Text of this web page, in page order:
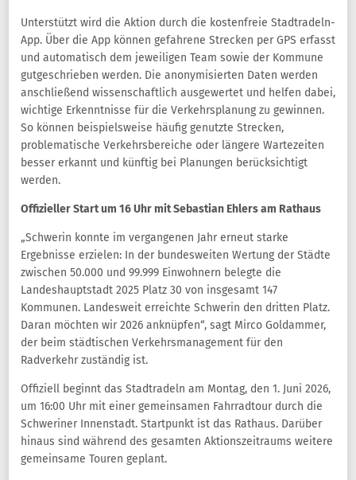
Unterstützt wird die Aktion durch die kostenfreie Stadtradeln-
App. Über die App können gefahrene Strecken per GPS erfasst
und automatisch dem jeweiligen Team sowie der Kommune
gutgeschrieben werden. Die anonymisierten Daten werden
anschließend wissenschaftlich ausgewertet und helfen dabei,
wichtige Erkenntnisse für die Verkehrsplanung zu gewinnen.
So können beispielsweise häufig genutzte Strecken,
problematische Verkehrsbereiche oder längere Wartezeiten
besser erkannt und künftig bei Planungen berücksichtigt
werden.
Offizieller Start um 16 Uhr mit Sebastian Ehlers am Rathaus
„Schwerin konnte im vergangenen Jahr erneut starke
Ergebnisse erzielen: In der bundesweiten Wertung der Städte
zwischen 50.000 und 99.999 Einwohnern belegte die
Landeshauptstadt 2025 Platz 30 von insgesamt 147
Kommunen. Landesweit erreichte Schwerin den dritten Platz.
Daran möchten wir 2026 anknüpfen“, sagt Mirco Goldammer,
der beim städtischen Verkehrsmanagement für den
Radverkehr zuständig ist.
Offiziell beginnt das Stadtradeln am Montag, den 1. Juni 2026,
um 16:00 Uhr mit einer gemeinsamen Fahrradtour durch die
Schweriner Innenstadt. Startpunkt ist das Rathaus. Darüber
hinaus sind während des gesamten Aktionszeitraums weitere
gemeinsame Touren geplant.